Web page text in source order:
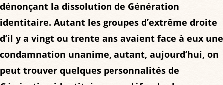
dénonçant la dissolution de Génération
identitaire. Autant les groupes d’extrême droite
d’il y a vingt ou trente ans avaient face à eux une
condamnation unanime, autant, aujourd’hui, on
peut trouver quelques personnalités de